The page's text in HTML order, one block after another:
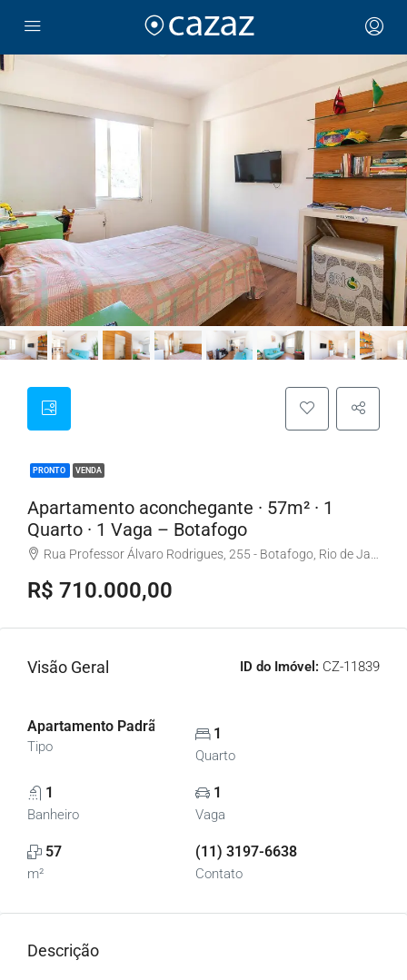
PRONTO VENDA
Apartamento aconchegante · 57m² · 1
Quarto · 1 Vaga – Botafogo
Rua Professor Álvaro Rodrigues, 255 - Botafogo, Rio de Janeiro - RJ, Brasil
R$ 710.000,00
Visão Geral ID do Imóvel: CZ-11839
Apartamento Padrão, Apartamentos
Tipo
1
Quarto
1
Banheiro
1
Vaga
57
m²
(11) 3197-6638
Contato
Descrição